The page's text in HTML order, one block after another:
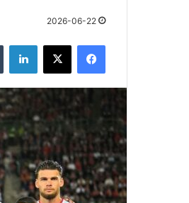
2026-06-22
فيسبوك X